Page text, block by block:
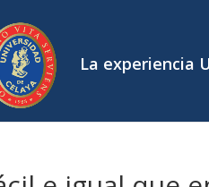
La experiencia